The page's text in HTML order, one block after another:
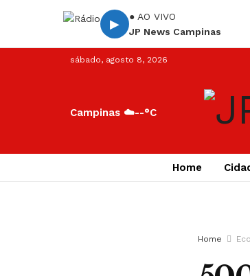
▶
● AO VIVO
JP News Campinas
sábado, agosto 8, 2026
Campinas ☁️--°C
Home
Home